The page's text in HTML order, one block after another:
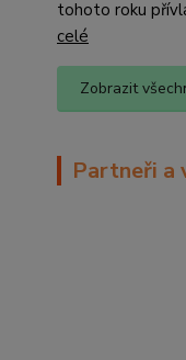
tohoto roku
celé
Zobrazit
Partneři a